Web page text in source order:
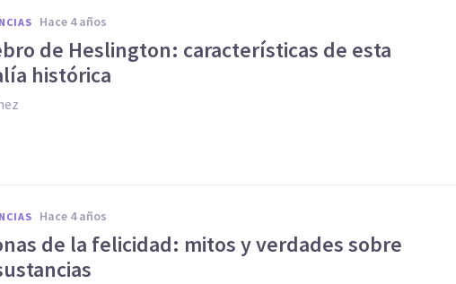
hace 4 años
de Heslington: características de esta
histórica
hace 4 años
de la felicidad: mitos y verdades sobre